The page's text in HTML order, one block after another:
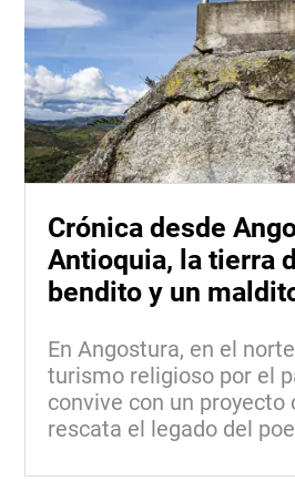
Crónica desde
Antioquia, la tierra
bendito y un
En Angostura, en el
turismo religioso por el
convive con un proyecto
rescata el legado del